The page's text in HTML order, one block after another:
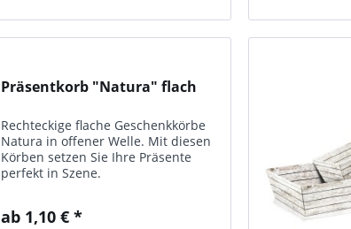
Präsentkorb "Natura" flach
Rechteckige flache Geschenkkörbe
Natura in offener Welle. Mit diesen
Körben setzen Sie Ihre Präsente
perfekt in Szene.
ab 1,10 € *